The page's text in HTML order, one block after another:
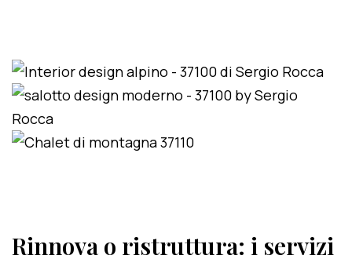
Rinnova o ristruttura: i servizi